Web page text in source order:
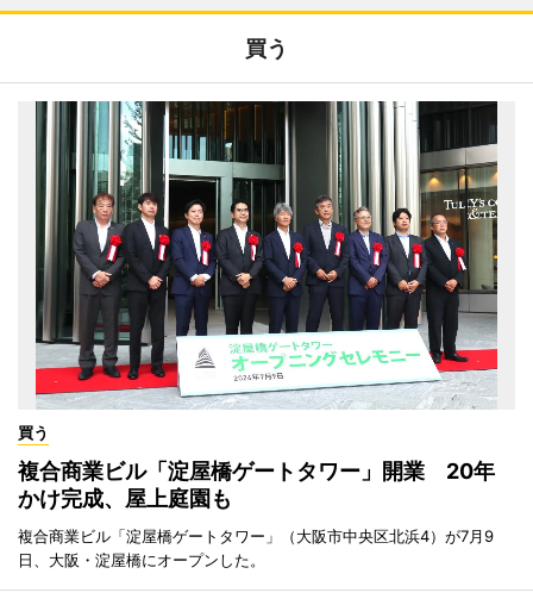
買う
買う
複合商業ビル「淀屋橋ゲートタワー」開業 20年
かけ完成、屋上庭園も
複合商業ビル「淀屋橋ゲートタワー」（大阪市中央区北浜4）が7月9
日、大阪・淀屋橋にオープンした。